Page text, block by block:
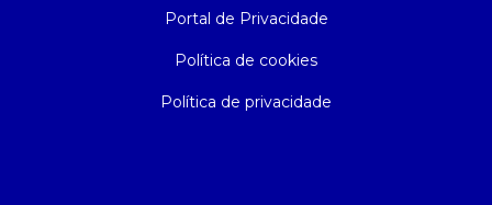
Portal de Privacidade
Política de cookies
Política de privacidade